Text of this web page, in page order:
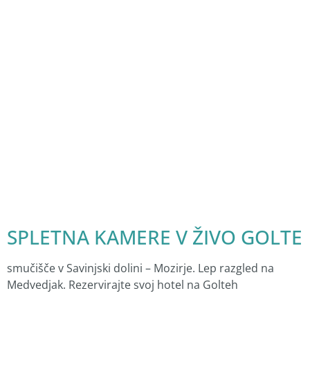
SPLETNA KAMERE V ŽIVO GOLTE
smučišče v Savinjski dolini – Mozirje. Lep razgled na
Medvedjak. Rezervirajte svoj hotel na Golteh